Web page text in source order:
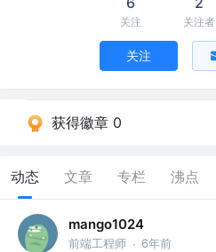
关注 关注者
关注
获得徽章 0
动态 文章 专栏 沸点
mango1024
前端工程师 · 6年前